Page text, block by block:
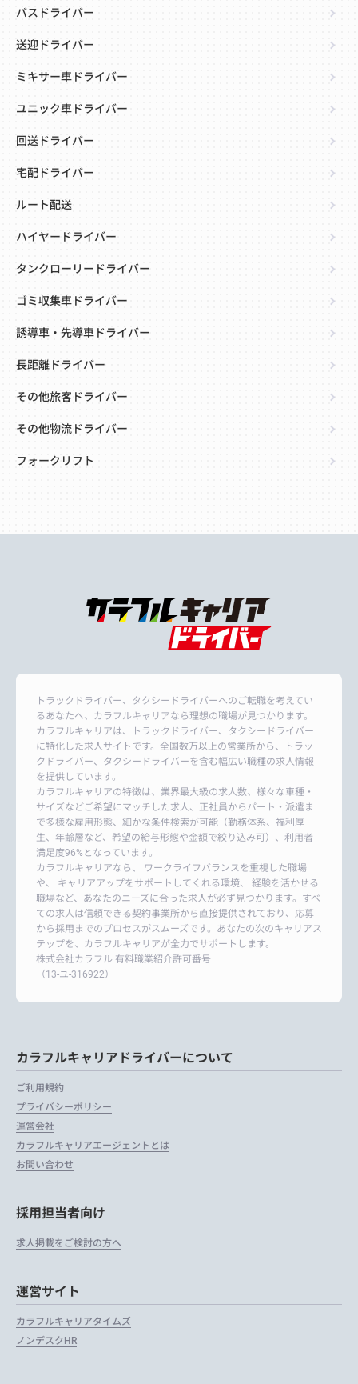
バスドライバー
送迎ドライバー
ミキサー車ドライバー
ユニック車ドライバー
回送ドライバー
宅配ドライバー
ルート配送
ハイヤードライバー
タンクローリードライバー
ゴミ収集車ドライバー
誘導車・先導車ドライバー
長距離ドライバー
その他旅客ドライバー
その他物流ドライバー
フォークリフト
トラックドライバー、タクシードライバーへのご転職を考えてい
るあなたへ、カラフルキャリアなら理想の職場が見つかります。
カラフルキャリアは、トラックドライバー、タクシードライバー
に特化した求人サイトです。全国数万以上の営業所から、トラッ
クドライバー、タクシードライバーを含む幅広い職種の求人情報
を提供しています。
カラフルキャリアの特徴は、業界最大級の求人数、様々な車種・
サイズなどご希望にマッチした求人、正社員からパート・派遣ま
で多様な雇用形態、細かな条件検索が可能（勤務体系、福利厚
生、年齢層など、希望の給与形態や金額で絞り込み可）、利用者
満足度96%となっています。
カラフルキャリアなら、 ワークライフバランスを重視した職場
や、 キャリアアップをサポートしてくれる環境、 経験を活かせる
職場など、あなたのニーズに合った求人が必ず見つかります。すべ
ての求人は信頼できる契約事業所から直接提供されており、応募
から採用までのプロセスがスムーズです。あなたの次のキャリアス
テップを、カラフルキャリアが全力でサポートします。
株式会社カラフル 有料職業紹介許可番号
（13-ユ-316922）
カラフルキャリアドライバーについて
ご利用規約
プライバシーポリシー
運営会社
カラフルキャリアエージェントとは
お問い合わせ
採用担当者向け
求人掲載をご検討の方へ
運営サイト
カラフルキャリアタイムズ
ノンデスクHR